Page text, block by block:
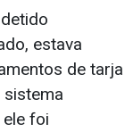
estava
de tarja
foi